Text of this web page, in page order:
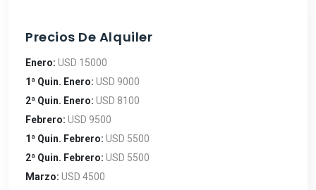
Precios De Alquiler
Enero: USD 15000
1ª Quin. Enero: USD 9000
2ª Quin. Enero: USD 8100
Febrero: USD 9500
1ª Quin. Febrero: USD 5500
2ª Quin. Febrero: USD 5500
Marzo: USD 4500